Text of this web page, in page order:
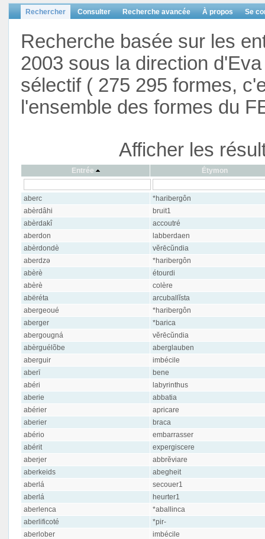
Rechercher Consulter Recherche avancée À propos Se
Recherche basée sur les
2003 sous la direction
sélectif ( 275 295 formes,
l'ensemble des formes du
Afficher les
Entrée Étymon
aberc
*haribergôn
abèrdâhi
bruit1
abèrdakî
accoutré
aberdon
labberdaen
abèrdondè
vĕrēcŭndia
aberdzə
*haribergôn
abèrè
étourdi
abèrè
colère
abëréta
arcuballĭsta
abergeoué
*haribergôn
aberger
*barica
abergougná
vĕrēcŭndia
abèrguélõbe
aberglauben
aberguir
imbécile
aberī
bene
abéri
labyrinthus
aberie
abbatia
abérier
apricare
aberier
braca
abério
embarrasser
abérit
expergiscere
aberjer
abbrĕviare
aberkeids
abegheit
aberlá
secouer1
aberlá
heurter1
aberlenca
*aballinca
aberlificoté
*pir-
aberlober
imbécile